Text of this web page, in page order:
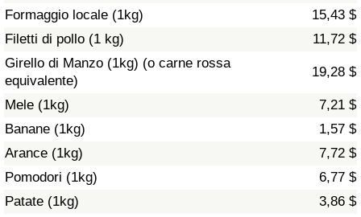
Formaggio locale (1kg)
15,43 $
Filetti di pollo (1 kg)
11,72 $
Girello di Manzo (1kg) (o carne rossa
equivalente)
19,28 $
Mele (1kg)
7,21 $
Banane (1kg)
1,57 $
Arance (1kg)
7,72 $
Pomodori (1kg)
6,77 $
Patate (1kg)
3,86 $
Indice dell’Assistenza Sanitaria
Indice dell’Assistenza Sanitaria per
Nazione
Inquinamento
Indice dell’Inquinamento (Corrente)
Indice di inquinamento